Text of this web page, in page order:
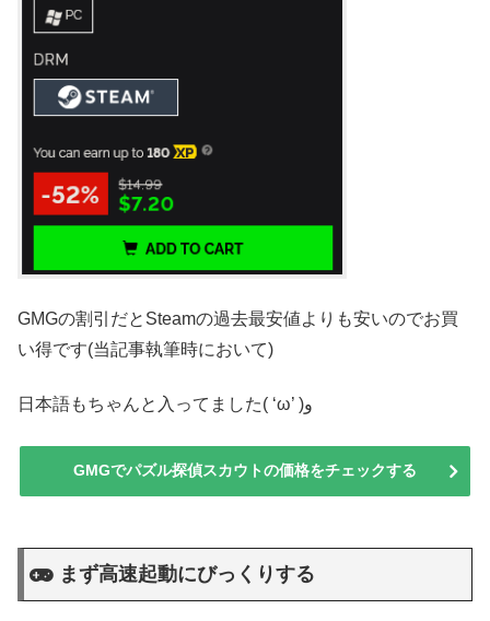
GMGの割引だとSteamの過去最安値よりも安いのでお買
い得です(当記事執筆時において)
日本語もちゃんと入ってました( ‘ω’ )و
GMGでパズル探偵スカウトの価格をチェックする
まず高速起動にびっくりする